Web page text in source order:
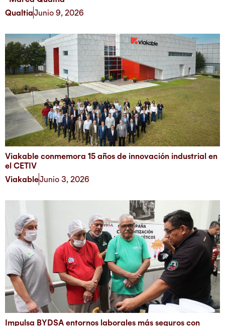
QualtiaJunio 9, 2026
Viakable conmemora 15 años de innovación industrial en
el CETIV
ViakableJunio 3, 2026
Impulsa BYDSA entornos laborales más seguros con